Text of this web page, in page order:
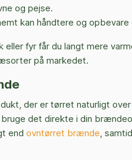
og pejse.
kan håndtere og opbevare
fyr får du langt mere
på markedet.
der er tørret naturligt
det direkte i din
end ovntørret brænde,